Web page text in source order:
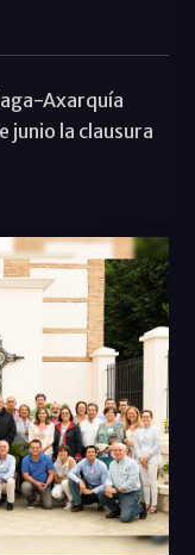
Axarquía
junio la clausura